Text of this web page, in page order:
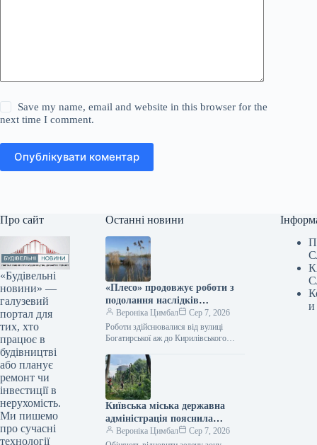
Save my name, email and website in this browser for the
next time I comment.
Опублікувати коментар
Про сайт
«Будівельні
новини» —
галузевий
портал для
тих, хто
працює в
будівництві
або планує
ремонт чи
інвестиції в
нерухомість.
Ми пишемо
про сучасні
технології
Останні новини
«Плесо» продовжує роботи з
подолання наслідків
забруднення Кирилівського
озера та струмка Сирець.
Вероніка Цимбал
Сер 7, 2026
Роботи здійснювалися від вулиці
Богатирської аж до Кирилівського
напрямку витоку забруднення.
Сьогодні, 10:15…
Київська міська державна
адміністрація пояснила
причини масштабної вирубки
Вероніка Цимбал
Сер 7, 2026
и